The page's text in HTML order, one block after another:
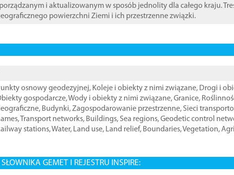
i aktualizowanym w sposób jednolity dla całego kraju.
powierzchni Ziemi i ich przestrzenne związki.
osnowy geodezyjnej, Koleje i obiekty z nimi związane, Drogi i
gospodarcze,Wody i obiekty z nimi związane,Granice,
, Budynki,Zagospodarowanie przestrzenne, Sieci
,Transport networks, Buildings, Sea regions,Geodetic control
stations,Water, Land use, Land relief, Boundaries,Vegetation,
GEMET I REJESTRU INSPIRE: